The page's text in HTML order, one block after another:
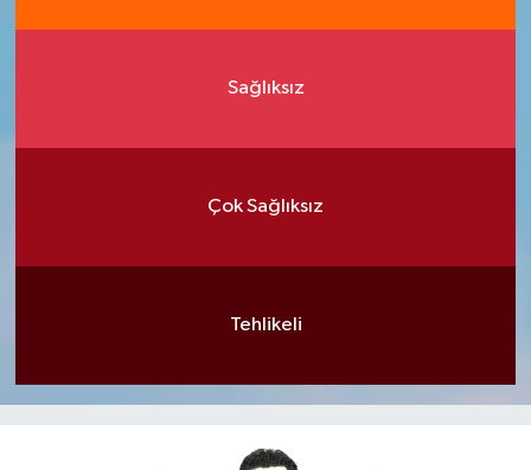
Sağlıksız
Çok Sağlıksız
Tehlikeli